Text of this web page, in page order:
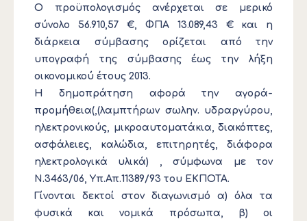
Ο προϋπολογισμός ανέρχεται σε μερικό
σύνολο 56.910,57 €, ΦΠΑ 13.089,43 € και η
διάρκεια σύμβασης ορίζεται από την
υπογραφή της σύμβασης έως την λήξη
οικονομικού έτους 2013.
Η δημοπράτηση αφορά την αγορά-
προμήθεια(,(λαμπτήρων σωλην. υδραργύρου,
ηλεκτρονικούς, μικροαυτοματάκια, διακόπτες,
ασφάλειες, καλώδια, επιτηρητές, διάφορα
ηλεκτρολογικά υλικά) , σύμφωνα με τον
Ν.3463/06, Υπ.Απ.11389/93 του ΕΚΠΟΤΑ.
Γίνονται δεκτοί στον διαγωνισμό α) όλα τα
φυσικά και νομικά πρόσωπα, β) οι